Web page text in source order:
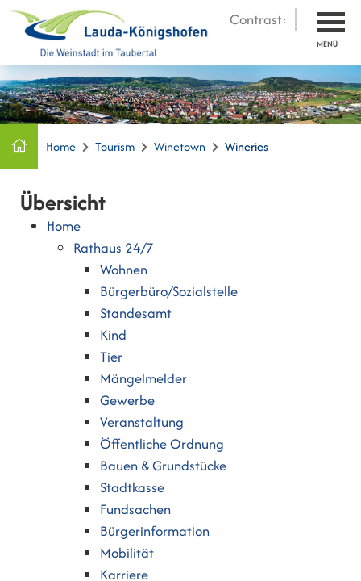
Contrast:
MENÜ
Home Tourism Winetown Wineries
Übersicht
Home
Rathaus 24/7
Wohnen
Bürgerbüro/Sozialstelle
Standesamt
Kind
Tier
Mängelmelder
Gewerbe
Veranstaltung
Öffentliche Ordnung
Bauen & Grundstücke
Stadtkasse
Fundsachen
Bürgerinformation
Mobilität
Karriere